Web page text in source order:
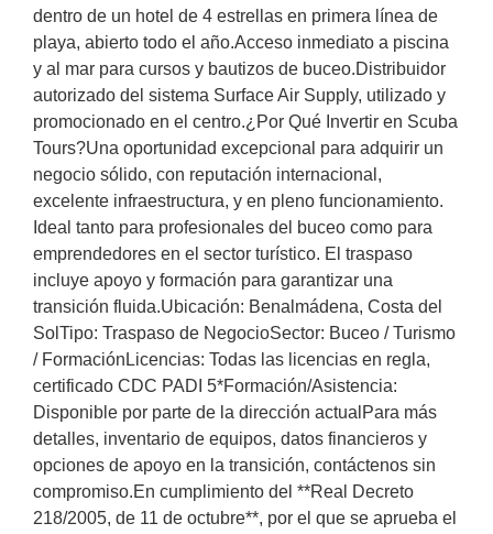
dentro de un hotel de 4 estrellas en primera línea de
playa, abierto todo el año.Acceso inmediato a piscina
y al mar para cursos y bautizos de buceo.Distribuidor
autorizado del sistema Surface Air Supply, utilizado y
promocionado en el centro.¿Por Qué Invertir en Scuba
Tours?Una oportunidad excepcional para adquirir un
negocio sólido, con reputación internacional,
excelente infraestructura, y en pleno funcionamiento.
Ideal tanto para profesionales del buceo como para
emprendedores en el sector turístico. El traspaso
incluye apoyo y formación para garantizar una
transición fluida.Ubicación: Benalmádena, Costa del
SolTipo: Traspaso de NegocioSector: Buceo / Turismo
/ FormaciónLicencias: Todas las licencias en regla,
certificado CDC PADI 5*Formación/Asistencia:
Disponible por parte de la dirección actualPara más
detalles, inventario de equipos, datos financieros y
opciones de apoyo en la transición, contáctenos sin
compromiso.En cumplimiento del **Real Decreto
218/2005, de 11 de octubre**, por el que se aprueba el